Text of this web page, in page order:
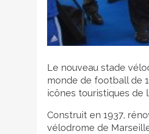
Crédit photo
Le nouveau stade
monde de football de
icônes touristiques de
Construit en 1937,
vélodrome de